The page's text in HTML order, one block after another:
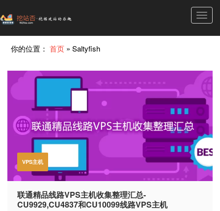
你的位置：首页 »Saltyfish
VPS主机
联通精品线路VPS主机收集整理汇总-
CU9929,CU4837和CU10099线路VPS主机